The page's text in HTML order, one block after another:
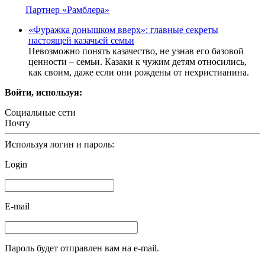
Партнер «Рамблера»
«Фуражка донышком вверх»: главные секреты
настоящей казачьей семьи
Невозможно понять казачество, не узнав его базовой
ценности – семьи. Казаки к чужим детям относились,
как своим, даже если они рождены от нехристианина.
Войти, используя:
Социальные сети
Почту
Используя логин и пароль:
Login
E-mail
Пароль будет отправлен вам на e-mail.